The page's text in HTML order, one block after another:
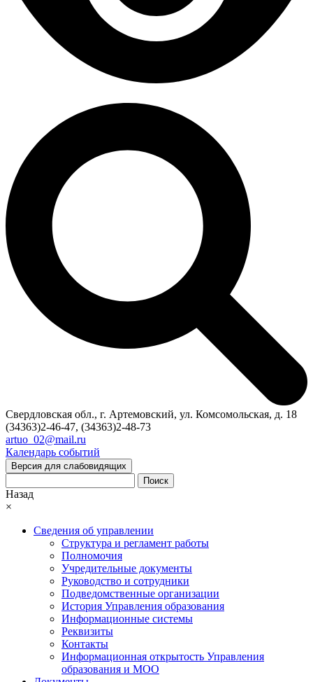
Свердловская обл., г. Артемовский, ул. Комсомольская, д. 18
(34363)2-46-47, (34363)2-48-73
artuo_02@mail.ru
Календарь событий
Версия для слабовидящих
Поиск
Назад
×
Сведения об управлении
Структура и регламент работы
Полномочия
Учредительные документы
Руководство и сотрудники
Подведомственные организации
История Управления образования
Информационные системы
Реквизиты
Контакты
Информационная открытость Управления
образования и МОО